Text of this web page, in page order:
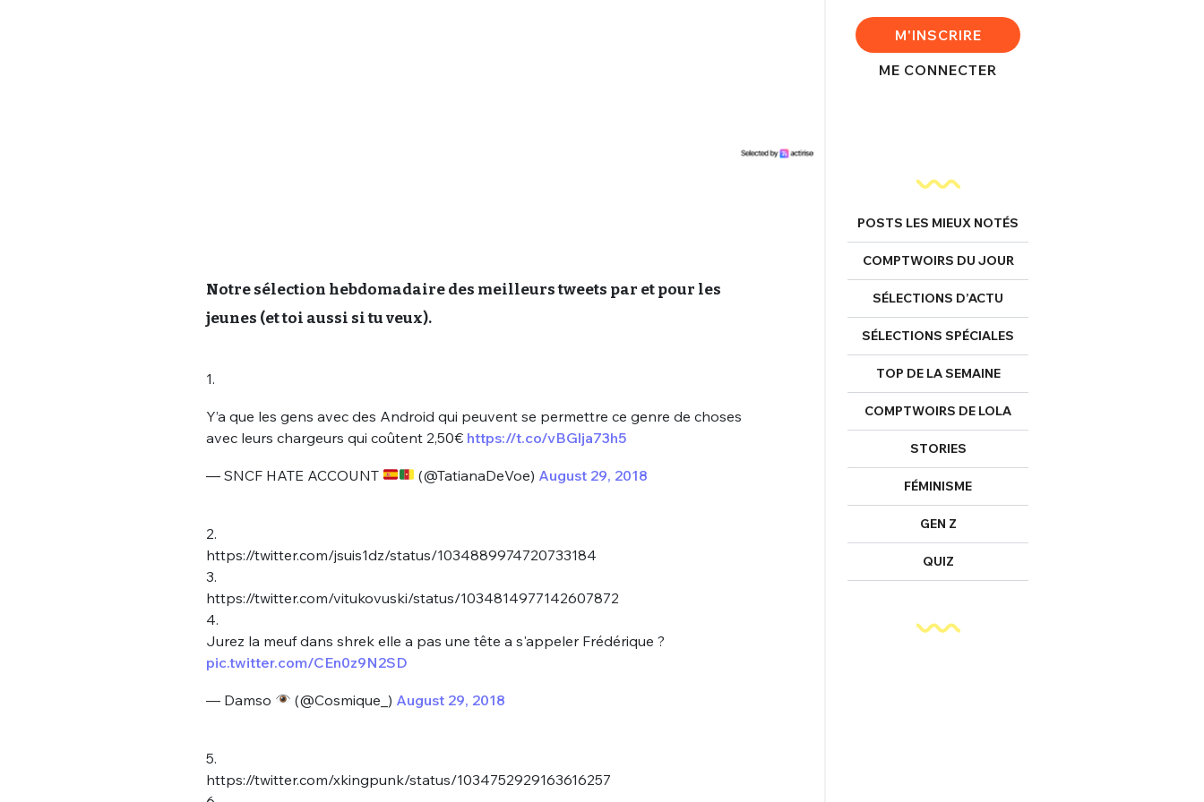
Notre sélection hebdomadaire des meilleurs tweets par et pour les
jeunes (et toi aussi si tu veux).
1.
Y’a que les gens avec des Android qui peuvent se permettre ce genre de choses
avec leurs chargeurs qui coûtent 2,50€ https://t.co/vBGlja73h5
— SNCF HATE ACCOUNT (@TatianaDeVoe) August 29, 2018
2.
https://twitter.com/jsuis1dz/status/1034889974720733184
3.
https://twitter.com/vitukovuski/status/1034814977142607872
4.
Jurez la meuf dans shrek elle a pas une tête a s'appeler Frédérique ?
pic.twitter.com/CEn0z9N2SD
— Damso (@Cosmique_) August 29, 2018
5.
https://twitter.com/xkingpunk/status/1034752929163616257
M'INSCRIRE
ME CONNECTER
POSTS LES MIEUX NOTÉS
COMPTWOIRS DU JOUR
SÉLECTIONS D’ACTU
SÉLECTIONS SPÉCIALES
TOP DE LA SEMAINE
COMPTWOIRS DE LOLA
STORIES
FÉMINISME
GEN Z
QUIZ